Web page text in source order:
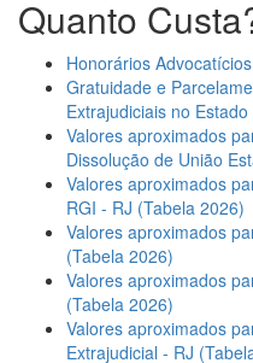
Quanto
Honorários
Gratuidade e
Extrajudiciais no
Valores aproximados
Dissolução de União
Valores aproximados
RGI - RJ (Tabela 2026)
Valores aproximados
(Tabela 2026)
Valores aproximados
(Tabela 2026)
Valores aproximados
Extrajudicial - RJ